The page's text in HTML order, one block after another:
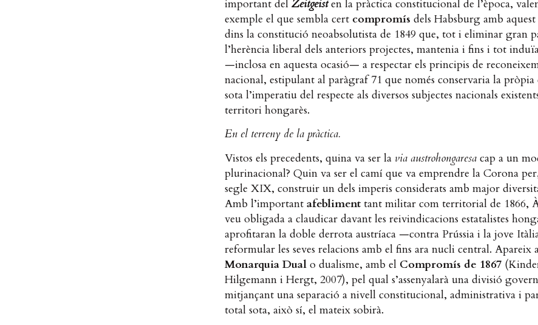
important del Zeitgeisten la pràctica constitucional de l’època,
exemple el que sembla cert compromís dels Habsburg amb
dins la constitució neoabsolutista de 1849 que, tot i eliminar gran
l’herència liberal dels anteriors projectes, mantenia i fins i tot
—inclosa en aquesta ocasió— a respectar els principis de
nacional, estipulant al paràgraf 71 que només conservaria la
sota l’imperatiu del respecte als diversos subjectes nacionals
territori hongarès.
En el terreny de la pràctica.
Vistos els precedents, quina va ser la via austrohongaresa cap a un
plurinacional? Quin va ser el camí que va emprendre la Corona
segle XIX, construir un dels imperis considerats amb major
Amb l’important afebliment tant militar com territorial de 1866,
veu obligada a claudicar davant les reivindicacions estatalistes
aprofitaran la doble derrota austríaca —contra Prússia i la jove
reformular les seves relacions amb el fins ara nucli central. Apareix
Monarquia Dual o dualisme, amb el Compromís de 1867
Hilgemann i Hergt, 2007), pel qual s’assenyalarà una divisió
mitjançant una separació a nivell constitucional, administrativa i
total sota, això sí, el mateix sobirà.